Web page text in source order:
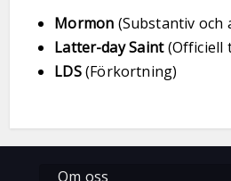
Mormon (Substantiv och
Latter-day Saint(Officiell
LDS(Förkortning)
Om oss